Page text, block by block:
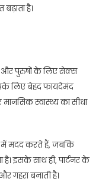
है।
और पुरुषों के लिए सेक्स
लिए बेहद फायदेमंद
स्वास्थ्य का सीधा
में मदद करते हैं, जबकि
है। इसके साथ ही, पार्टनर के
गहरा बनाती है।